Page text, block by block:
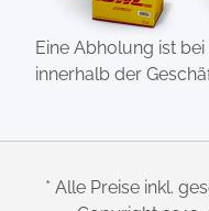
Eine Abholung ist
innerhalb der
* Alle Preise inkl.